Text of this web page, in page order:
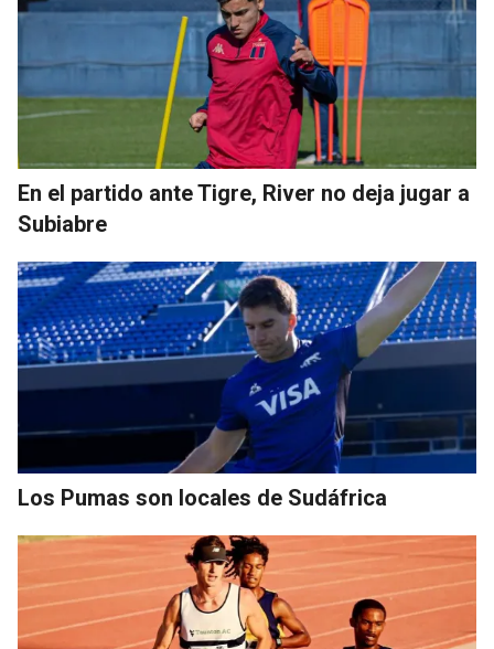
En el partido ante Tigre, River no deja jugar a
Subiabre
Los Pumas son locales de Sudáfrica